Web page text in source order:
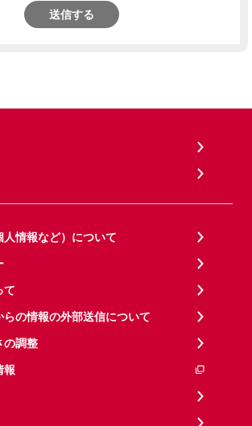
送信する
情報など）について
て
の情報の外部送信について
の調整
報